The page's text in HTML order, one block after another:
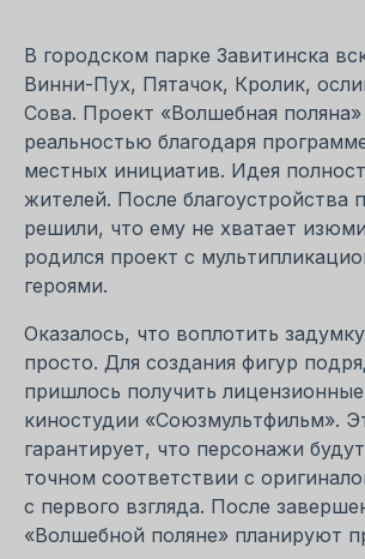
В городском парке Завитинска
Винни-Пух, Пятачок, Кролик,
Сова. Проект «Волшебная поляна»
реальностью благодаря
местных инициатив. Идея
жителей. После благоустройства
решили, что ему не хватает
родился проект с
героями.
Оказалось, что воплотить
просто. Для создания фигур
пришлось получить
киностудии «Союзмультфильм».
гарантирует, что персонажи
точном соответствии с
с первого взгляда. После
«Волшебной поляне» планируют